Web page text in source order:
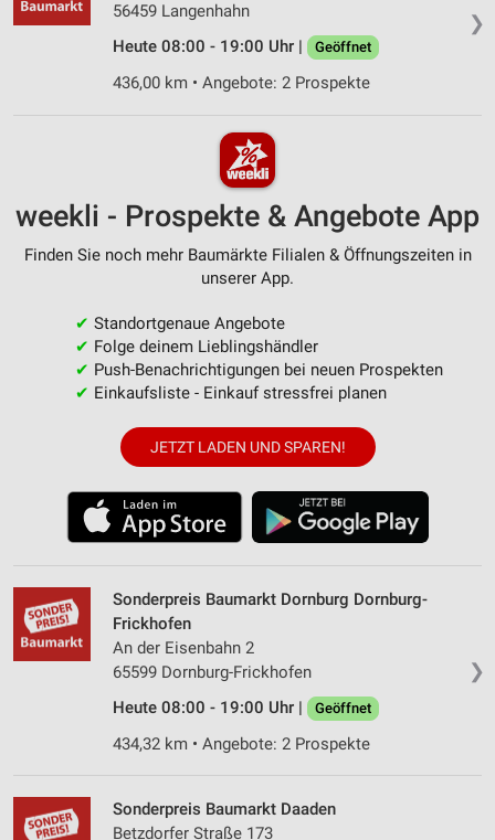
❯
56459 Langenhahn
Heute 08:00 - 19:00 Uhr |
Geöffnet
436,00 km • Angebote: 2 Prospekte
weekli - Prospekte & Angebote App
Finden Sie noch mehr Baumärkte Filialen & Öffnungszeiten in
unserer App.
✔ Standortgenaue Angebote
✔ Folge deinem Lieblingshändler
✔ Push-Benachrichtigungen bei neuen Prospekten
✔ Einkaufsliste - Einkauf stressfrei planen
JETZT LADEN UND SPAREN!
❯
Sonderpreis Baumarkt Dornburg Dornburg-
Frickhofen
An der Eisenbahn 2
65599 Dornburg-Frickhofen
Heute 08:00 - 19:00 Uhr |
Geöffnet
434,32 km • Angebote: 2 Prospekte
Sonderpreis Baumarkt Daaden
Betzdorfer Straße 173